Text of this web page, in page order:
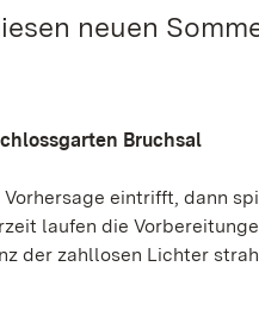
neuen
Bruchsal
eintrifft, dann
laufen die
der zahllosen Lichter